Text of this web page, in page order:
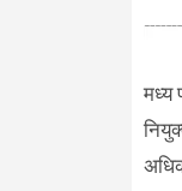
मध्य